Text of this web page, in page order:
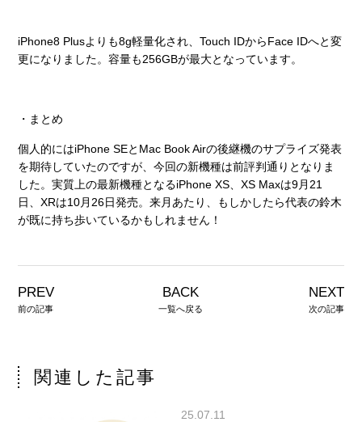
iPhone8 Plusよりも8g軽量化され、Touch IDからFace IDへと変
更になりました。容量も256GBが最大となっています。
・まとめ
個人的にはiPhone SEとMac Book Airの後継機のサプライズ発表
を期待していたのですが、今回の新機種は前評判通りとなりま
した。実質上の最新機種となるiPhone XS、XS Maxは9月21
日、XRは10月26日発売。来月あたり、もしかしたら代表の鈴木
が既に持ち歩いているかもしれません！
PREV
前の記事
BACK
一覧へ戻る
NEXT
次の記事
関連した記事
25.07.11